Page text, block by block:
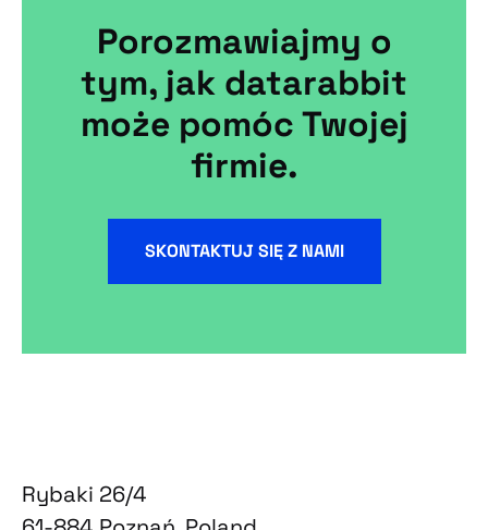
Porozmawiajmy o
tym, jak datarabbit
może pomóc Twojej
firmie.
SKONTAKTUJ SIĘ Z NAMI
Rybaki 26/4